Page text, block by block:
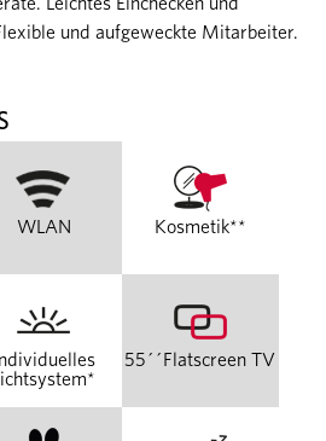
und aufgeweckte Mitarbeiter.
WLAN Kosmetik**
55´´Flatscreen TV